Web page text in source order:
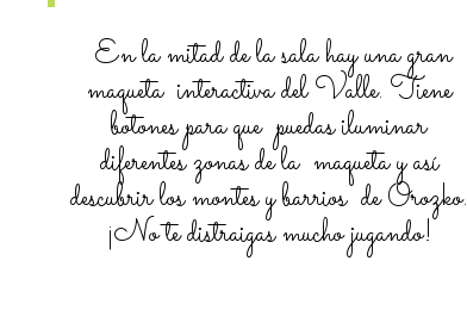
En la mitad de la sala hay una gran
maqueta interactiva del Valle. Tiene
botones para que puedas iluminar
diferentes zonas de la maqueta y así
descubrir los montes y barrios de Orozko.
¡No te distraigas mucho jugando!